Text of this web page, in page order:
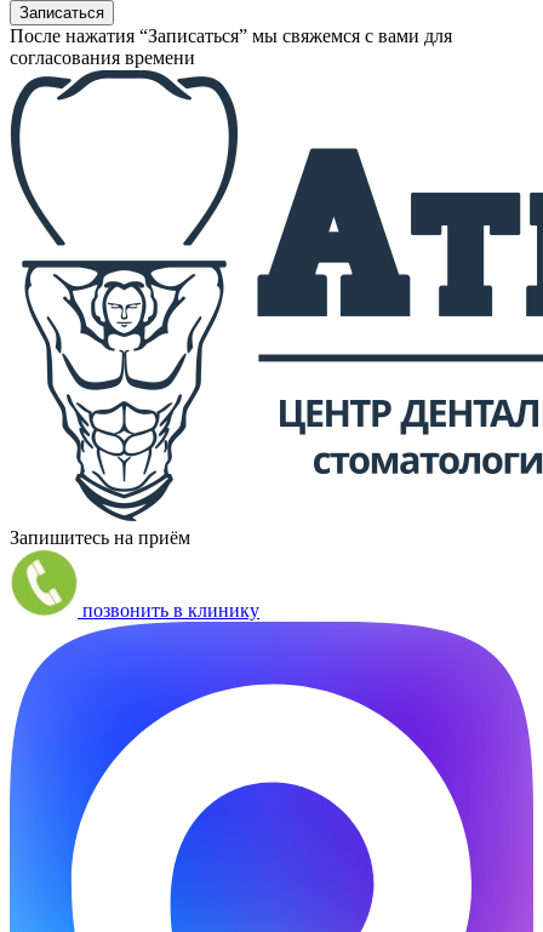
После нажатия “Записаться” мы свяжемся с вами для
согласования времени
Запишитесь на приём
позвонить в клинику